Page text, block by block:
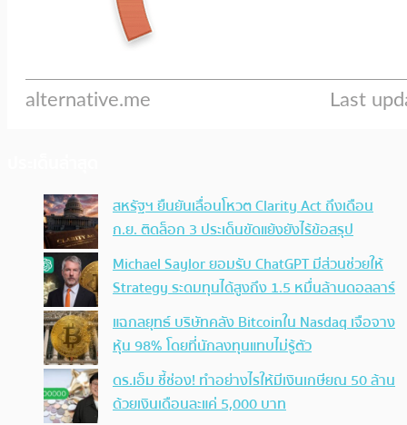
สหรัฐฯ ยืนยันเลื่อนโหวต Clarity Act ถึงเดือน
ก.ย. ติดล็อก 3 ประเด็นขัดแย้งยังไร้ข้อสรุป
Michael Saylor ยอมรับ ChatGPT มีส่วนช่วยให้
Strategy ระดมทุนได้สูงถึง 1.5 หมื่นล้านดอลลาร์
แฉกลยุทธ์ บริษัทคลัง Bitcoinใน Nasdaq เจือจาง
หุ้น 98% โดยที่นักลงทุนแทบไม่รู้ตัว
ดร.เอ็ม ชี้ช่อง! ทำอย่างไรให้มีเงินเกษียณ 50 ล้าน
ด้วยเงินเดือนละแค่ 5,000 บาท